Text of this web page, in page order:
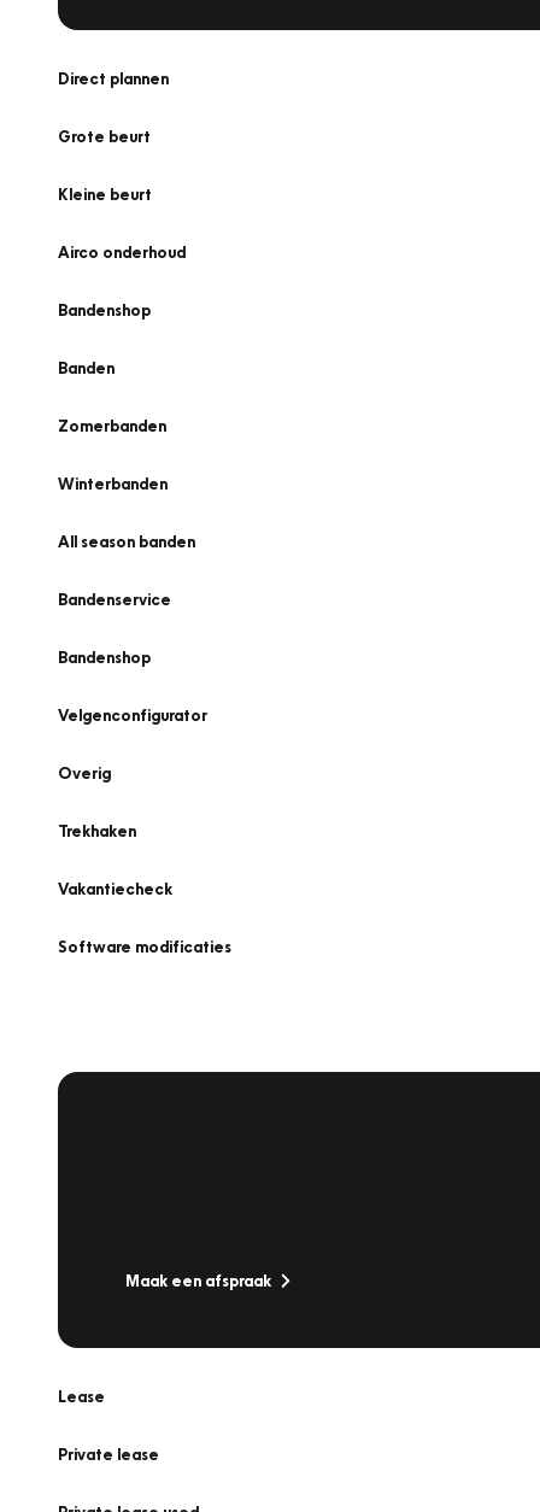
Direct plannen
Grote beurt
Kleine beurt
Airco onderhoud
Bandenshop
Banden
Zomerbanden
Winterbanden
All season banden
Bandenservice
Bandenshop
Velgenconfigurator
Overig
Trekhaken
Vakantiecheck
Software modificaties
Maak een afspraak
Lease
Private lease